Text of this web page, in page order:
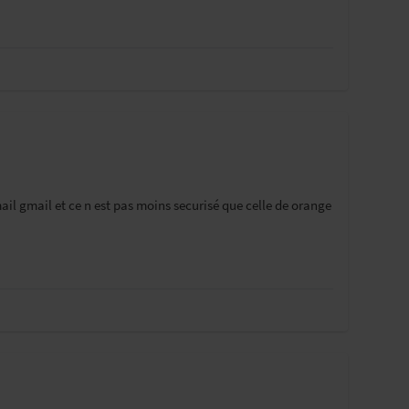
gmail et ce n est pas moins securisé que celle de orange